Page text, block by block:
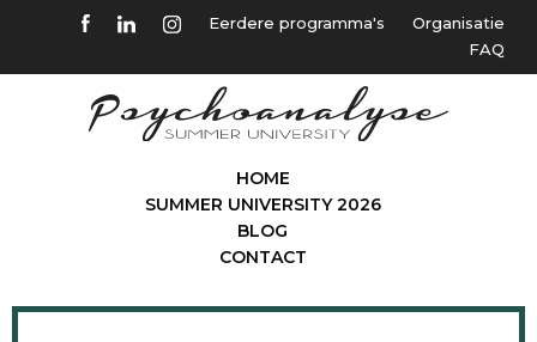
Eerdere programma's
Organisatie
FAQ
HOME
SUMMER UNIVERSITY 2026
BLOG
CONTACT